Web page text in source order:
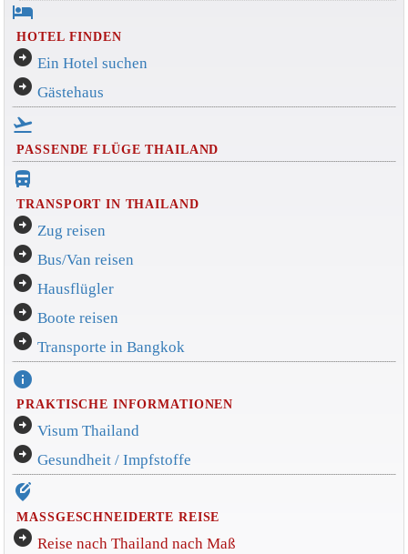
hotel
HOTEL FINDEN
arrow_circle_right Ein Hotel suchen
arrow_circle_right Gästehaus
flight_takeoff
PASSENDE FLÜGE THAILAND
directions_bus_filled
TRANSPORT IN THAILAND
arrow_circle_right Zug reisen
arrow_circle_right Bus/Van reisen
arrow_circle_right Hausflügler
arrow_circle_right Boote reisen
arrow_circle_right Transporte in Bangkok
info
PRAKTISCHE INFORMATIONEN
arrow_circle_right Visum Thailand
arrow_circle_right Gesundheit / Impfstoffe
edit_location_alt
MASSGESCHNEIDERTE REISE
arrow_circle_right Reise nach Thailand nach Maß